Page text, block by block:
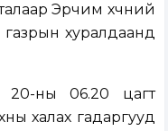
Эрчим хүчний
хуралдаанд
20-ны 06.20 цагт
халах гадаргууд